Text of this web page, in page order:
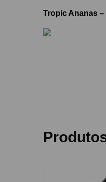
Tropic Ananas –